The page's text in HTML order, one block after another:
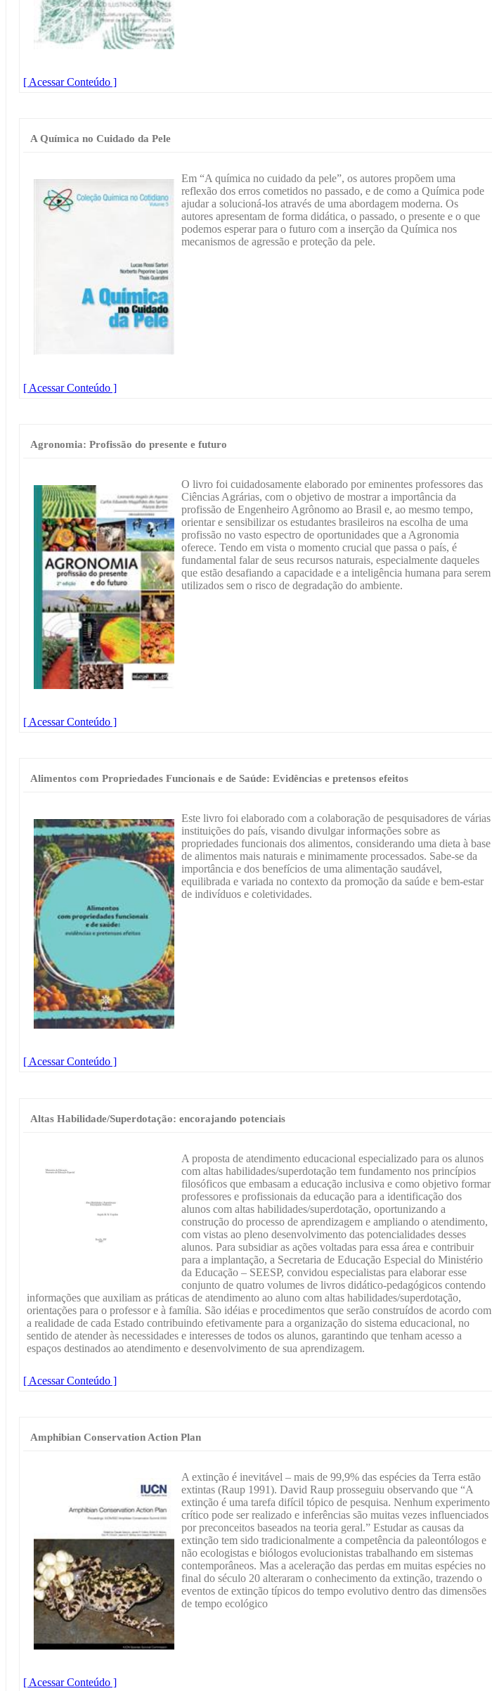
[ Acessar Conteúdo ]
A Química no Cuidado da Pele
Em “A química no cuidado da pele”, os autores propõem uma
reflexão dos erros cometidos no passado, e de como a Química pode
ajudar a solucioná-los através de uma abordagem moderna. Os
autores apresentam de forma didática, o passado, o presente e o que
podemos esperar para o futuro com a inserção da Química nos
mecanismos de agressão e proteção da pele.
[ Acessar Conteúdo ]
Agronomia: Profissão do presente e futuro
O livro foi cuidadosamente elaborado por eminentes professores das
Ciências Agrárias, com o objetivo de mostrar a importância da
profissão de Engenheiro Agrônomo ao Brasil e, ao mesmo tempo,
orientar e sensibilizar os estudantes brasileiros na escolha de uma
profissão no vasto espectro de oportunidades que a Agronomia
oferece. Tendo em vista o momento crucial que passa o país, é
fundamental falar de seus recursos naturais, especialmente daqueles
que estão desafiando a capacidade e a inteligência humana para serem
utilizados sem o risco de degradação do ambiente.
[ Acessar Conteúdo ]
Alimentos com Propriedades Funcionais e de Saúde: Evidências e pretensos efeitos
Este livro foi elaborado com a colaboração de pesquisadores de várias
instituições do país, visando divulgar informações sobre as
propriedades funcionais dos alimentos, considerando uma dieta à base
de alimentos mais naturais e minimamente processados. Sabe-se da
importância e dos benefícios de uma alimentação saudável,
equilibrada e variada no contexto da promoção da saúde e bem-estar
de indivíduos e coletividades.
[ Acessar Conteúdo ]
Altas Habilidade/Superdotação: encorajando potenciais
A proposta de atendimento educacional especializado para os alunos
com altas habilidades/superdotação tem fundamento nos princípios
filosóficos que embasam a educação inclusiva e como objetivo formar
professores e profissionais da educação para a identificação dos
alunos com altas habilidades/superdotação, oportunizando a
construção do processo de aprendizagem e ampliando o atendimento,
com vistas ao pleno desenvolvimento das potencialidades desses
alunos. Para subsidiar as ações voltadas para essa área e contribuir
para a implantação, a Secretaria de Educação Especial do Ministério
da Educação – SEESP, convidou especialistas para elaborar esse
conjunto de quatro volumes de livros didático-pedagógicos contendo
informações que auxiliam as práticas de atendimento ao aluno com altas habilidades/superdotação,
orientações para o professor e à família. São idéias e procedimentos que serão construídos de acordo com
a realidade de cada Estado contribuindo efetivamente para a organização do sistema educacional, no
sentido de atender às necessidades e interesses de todos os alunos, garantindo que tenham acesso a
espaços destinados ao atendimento e desenvolvimento de sua aprendizagem.
[ Acessar Conteúdo ]
Amphibian Conservation Action Plan
A extinção é inevitável – mais de 99,9% das espécies da Terra estão
extintas (Raup 1991). David Raup prosseguiu observando que “A
extinção é uma tarefa difícil tópico de pesquisa. Nenhum experimento
crítico pode ser realizado e inferências são muitas vezes influenciados
por preconceitos baseados na teoria geral.” Estudar as causas da
extinção tem sido tradicionalmente a competência da paleontólogos e
não ecologistas e biólogos evolucionistas trabalhando em sistemas
contemporâneos. Mas a aceleração das perdas em muitas espécies no
final do século 20 alteraram o conhecimento da extinção, trazendo o
eventos de extinção típicos do tempo evolutivo dentro das dimensões
de tempo ecológico
[ Acessar Conteúdo ]